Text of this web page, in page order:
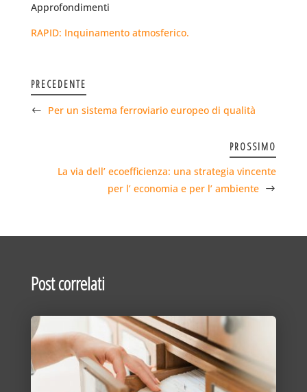
Approfondimenti
RAPID: Inquinamento atmosferico.
PRECEDENTE
Per un sistema ferroviario europeo di qualità
PROSSIMO
La via dell’ ecoefficienza: una strategia vincente
per l’ economia e per l’ ambiente
Post correlati